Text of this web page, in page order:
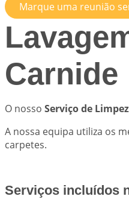
Marque uma reunião
Carnide
O nosso Serviço de
A nossa equipa utiliza os
carpetes.
Serviços incluídos